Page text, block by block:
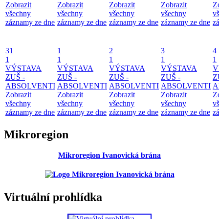
Zobrazit
všechny
záznamy ze dne
Zobrazit
všechny
záznamy ze dne
Zobrazit
všechny
záznamy ze dne
Zobrazit
všechny
záznamy ze dne
31
1
VÝSTAVA
ZUŠ -
ABSOLVENTI
Zobrazit
všechny
záznamy ze dne
1
1
VÝSTAVA
ZUŠ -
ABSOLVENTI
Zobrazit
všechny
záznamy ze dne
2
1
VÝSTAVA
ZUŠ -
ABSOLVENTI
Zobrazit
všechny
záznamy ze dne
3
1
VÝSTAVA
ZUŠ -
ABSOLVENTI
Zobrazit
všechny
záznamy ze dne
4
1
Mikroregion
Mikroregion Ivanovická brána
Virtuální prohlídka